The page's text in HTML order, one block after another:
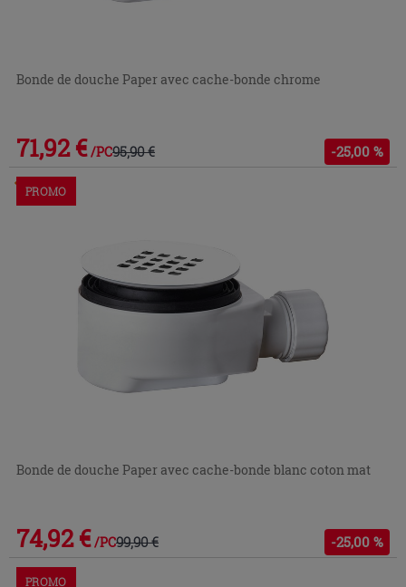
Bonde de douche Paper avec cache-bonde chrome
71,92 € /PC95,90 € -25,00 %
Commandable en magasin ou via le service client
PROMO
Bonde de douche Paper avec cache-bonde blanc coton mat
74,92 € /PC99,90 € -25,00 %
PROMO